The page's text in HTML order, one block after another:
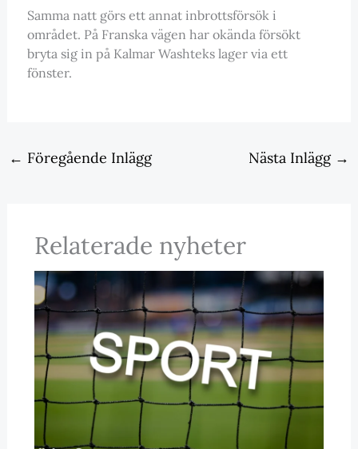
Samma natt görs ett annat inbrottsförsök i
området. På Franska vägen har okända försökt
bryta sig in på Kalmar Washteks lager via ett
fönster.
← Föregående Inlägg Nästa Inlägg →
Relaterade nyheter